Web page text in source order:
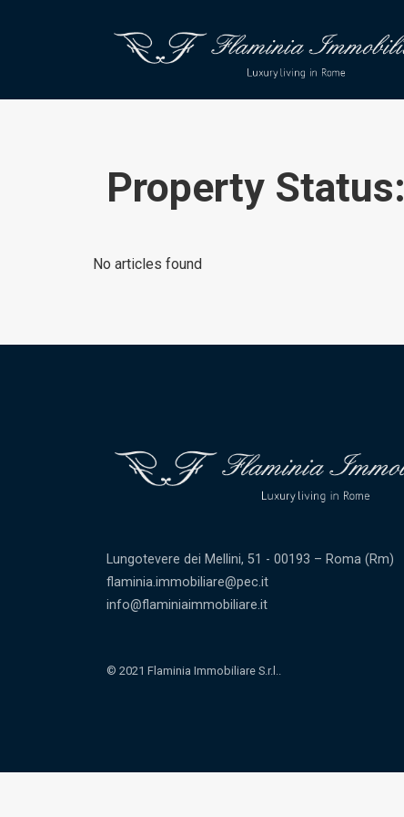
Property Status:
No articles found
Lungotevere dei Mellini, 51 - 00193 – Roma (Rm)
flaminia.immobiliare@pec.it
info@flaminiaimmobiliare.it
© 2021 Flaminia Immobiliare S.r.l..